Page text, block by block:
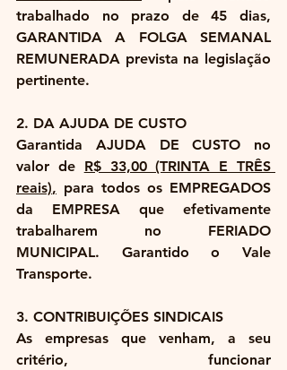
trabalhado no prazo de 45 dias,
GARANTIDA A FOLGA SEMANAL
REMUNERADA prevista na legislação
pertinente.
2. DA AJUDA DE CUSTO
Garantida AJUDA DE CUSTO no
valor de R$ 33,00 (TRINTA E TRÊS
reais), para todos os EMPREGADOS
da EMPRESA que efetivamente
trabalharem no FERIADO
MUNICIPAL. Garantido o Vale
Transporte.
3. CONTRIBUIÇÕES SINDICAIS
As empresas que venham, a seu
critério, funcionar